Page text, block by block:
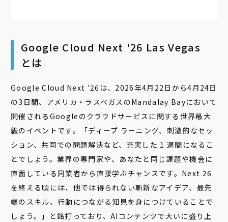
Google Cloud Next '26 Las Vegas
とは
Google Cloud Next '26は、2026年4月22日から4月24日
の3日間、アメリカ・ラスベガスのMandalay Bayにおいて
開催される Googleのクラウドサービスに関する世界最大
級のイベントです。「ディープ ラーニング、刺激的なセッ
ション、共同での問題解決など、充実した 1 週間になるこ
とでしょう。業界の専門家や、あなたと同じ課題や機会に
直面している同業者から直接学ぶチャンスです。Next 26
を終える頃には、他では得られない斬新なアイデア、最先
端のスキル、行動につながる知見を身につけていることで
しょう。」と銘打っており、AIコンテンツで大いに盛り上